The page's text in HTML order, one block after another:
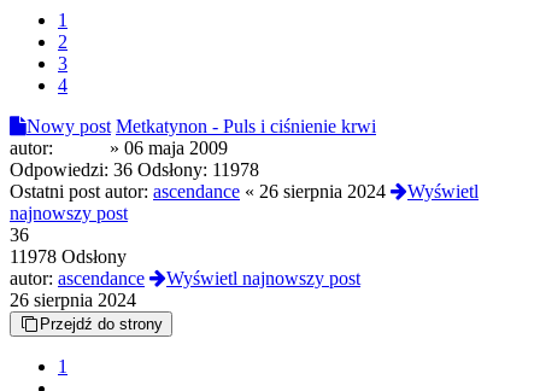
1
2
3
4
Nowy post Metkatynon - Puls i ciśnienie krwi
autor:
» 06 maja 2009
Odpowiedzi: 36 Odsłony: 11978
Ostatni post autor: ascendance « 26 sierpnia 2024
Wyświetl
najnowszy post
36
11978 Odsłony
autor: ascendance
Wyświetl najnowszy post
26 sierpnia 2024
Przejdź do strony
1